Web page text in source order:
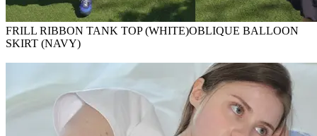
FRILL RIBBON TANK TOP (WHITE)OBLIQUE BALLOON
SKIRT (NAVY)